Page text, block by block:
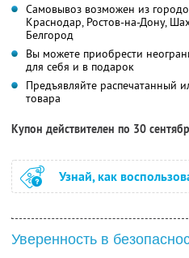
Самовывоз возможен из
Краснодар, Ростов-на-Дону,
Белгород
Вы можете приобрести
для себя и в подарок
Предъявляйте распечатанный
товара
Купон действителен по 30
Узнай, как
Уверенность в